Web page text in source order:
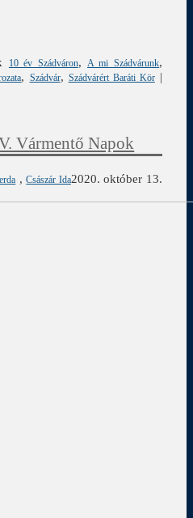
10 év Szádváron,A mi Szádvárunk,
, Szádvár, Szádvárért Baráti Kör|
Vármentő Napok
,Császár Ida2020. október 13.